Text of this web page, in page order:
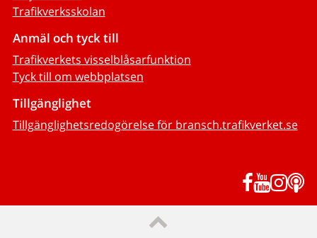
Trafikverksskolan
Anmäl och tyck till
Trafikverkets visselblåsarfunktion
Tyck till om webbplatsen
Tillgänglighet
Tillgänglighetsredogörelse för bransch.trafikverket.se
Facebook
YouTube